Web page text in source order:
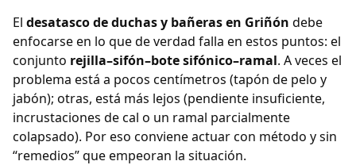
El desatasco de duchas y bañeras en Griñón debe
enfocarse en lo que de verdad falla en estos puntos: el
conjunto rejilla–sifón–bote sifónico–ramal. A veces el
problema está a pocos centímetros (tapón de pelo y
jabón); otras, está más lejos (pendiente insuficiente,
incrustaciones de cal o un ramal parcialmente
colapsado). Por eso conviene actuar con método y sin
“remedios” que empeoran la situación.